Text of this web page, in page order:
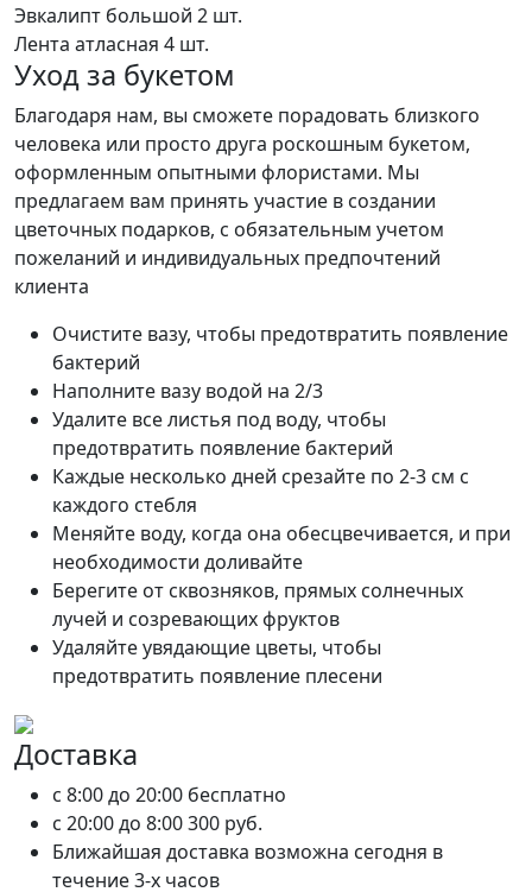
Эвкалипт большой 2 шт.
Лента атласная 4 шт.
Уход за букетом
Благодаря нам, вы сможете порадовать близкого
человека или просто друга роскошным букетом,
оформленным опытными флористами. Мы
предлагаем вам принять участие в создании
цветочных подарков, с обязательным учетом
пожеланий и индивидуальных предпочтений
клиента
Очистите вазу, чтобы предотвратить появление
бактерий
Наполните вазу водой на 2/3
Удалите все листья под воду, чтобы
предотвратить появление бактерий
Каждые несколько дней срезайте по 2-3 см с
каждого стебля
Меняйте воду, когда она обесцвечивается, и при
необходимости доливайте
Берегите от сквозняков, прямых солнечных
лучей и созревающих фруктов
Удаляйте увядающие цветы, чтобы
предотвратить появление плесени
Доставка
c 8:00 до 20:00 бесплатно
c 20:00 до 8:00300 руб.
Ближайшая доставка возможна сегодня в
течение 3-х часов